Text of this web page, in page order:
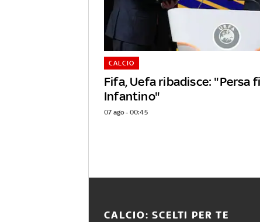
Fifa, Uefa ribadisce: "Persa
Infantino"
CALCIO
07 ago - 00:45
CALCIO: SCELTI PER TE